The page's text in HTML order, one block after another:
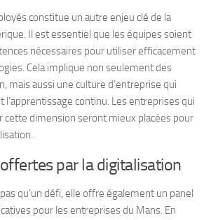
constitue un autre enjeu clé de la
Il est essentiel que les équipes soient
nécessaires pour utiliser efficacement
Cela implique non seulement des
mais aussi une culture d’entreprise qui
l’apprentissage continu. Les entreprises qui
cette dimension seront mieux placées pour
par la digitalisation
qu’un défi, elle offre également un panel
pour les entreprises du Mans. En